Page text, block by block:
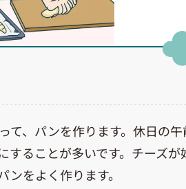
て、パンを作ります。休日の午
することが多いです。チーズが
ンをよく作ります。